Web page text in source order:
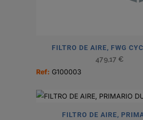
FILTRO DE AIRE, FWG
479,17 €
Ref: G100003
FILTRO DE AIRE,